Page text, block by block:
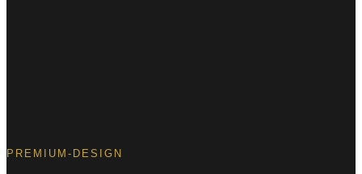
PREMIUM-DESIGN